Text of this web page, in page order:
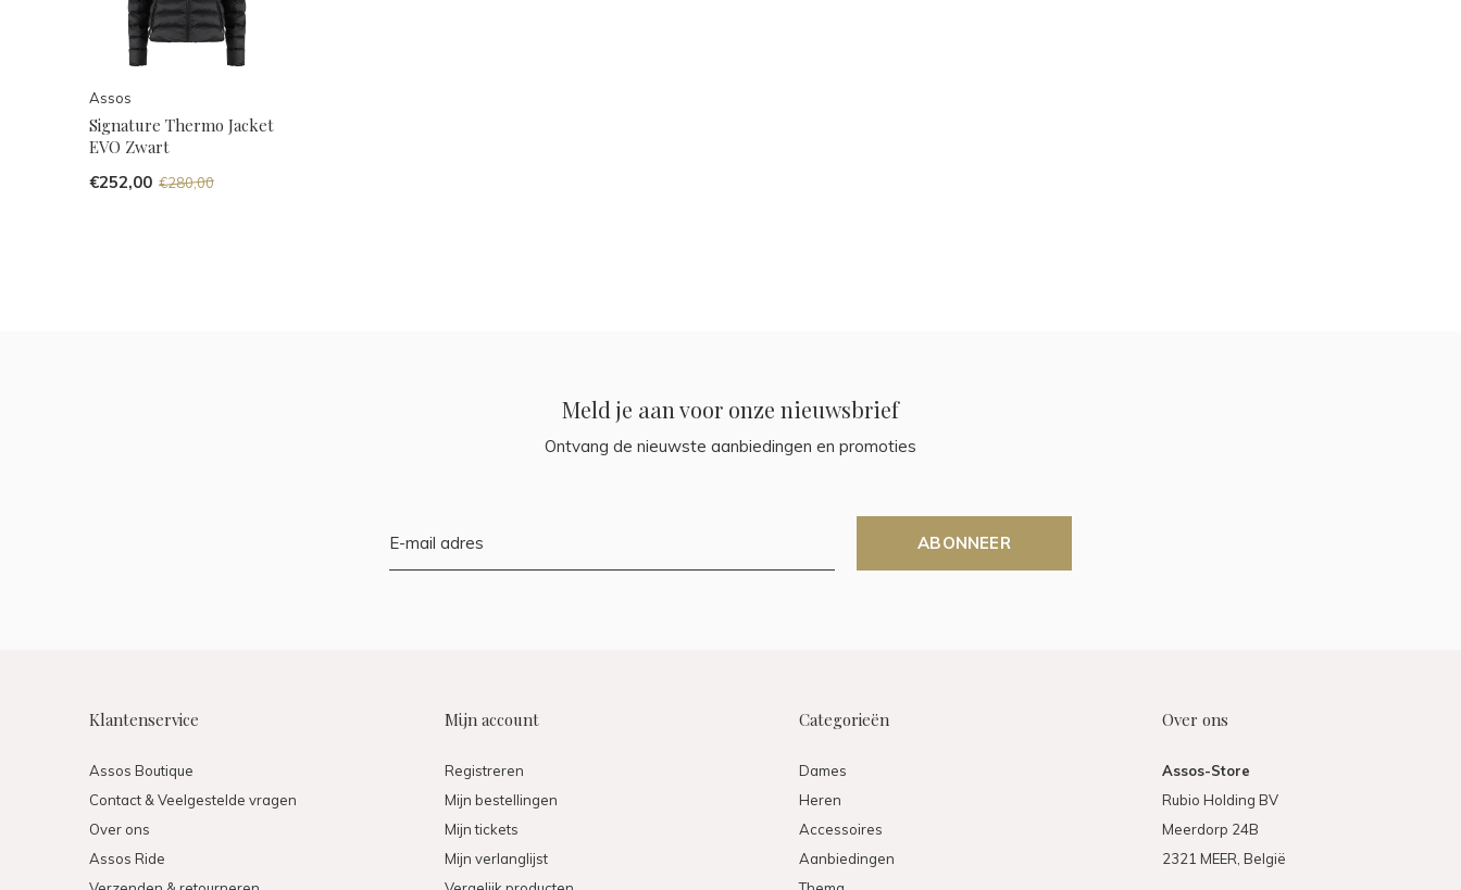
Assos
Signature Thermo Jacket
EVO Zwart
€252,00 €280,00
Meld je aan voor onze nieuwsbrief
Ontvang de nieuwste aanbiedingen en promoties
ABONNEER
Klantenservice
Assos Boutique
Contact & Veelgestelde vragen
Over ons
Assos Ride
Mijn account
Registreren
Mijn bestellingen
Mijn tickets
Mijn verlanglijst
Categorieën
Dames
Heren
Accessoires
Aanbiedingen
Over ons
Assos-Store
Rubio Holding BV
Meerdorp 24B
2321 MEER, België